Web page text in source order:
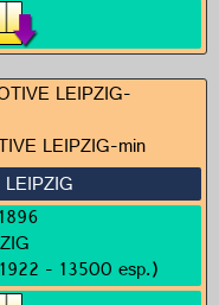
- 13500 esp.)